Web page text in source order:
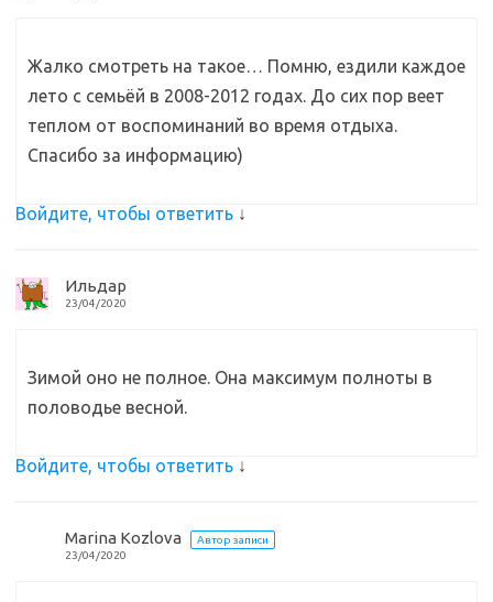
Жалко смотреть на такое… Помню, ездили каждое
лето с семьёй в 2008-2012 годах. До сих пор веет
теплом от воспоминаний во время отдыха.
Спасибо за информацию)
Войдите, чтобы ответить ↓
Ильдар
23/04/2020
Зимой оно не полное. Она максимум полноты в
половодье весной.
Войдите, чтобы ответить ↓
Marina Kozlova
Автор записи
23/04/2020